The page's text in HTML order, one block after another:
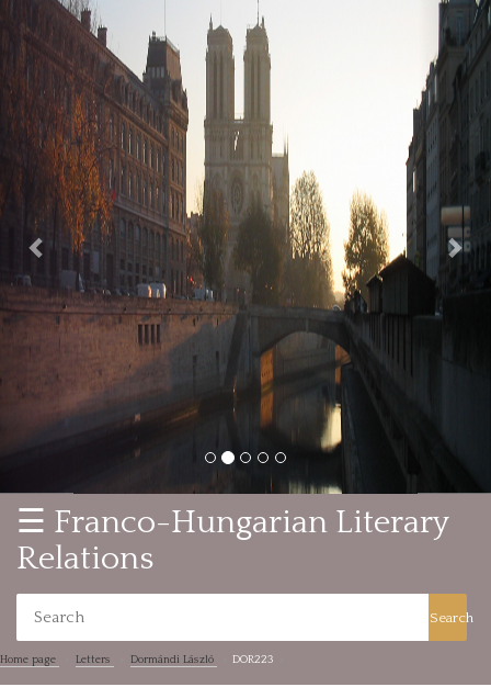
Previous
☰ Franco-Hungarian Literary
Relations
Search
Home page Letters Dormándi László DOR223